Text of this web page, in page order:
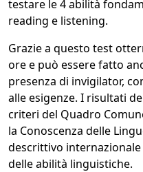
testare le 4 abilità
reading e listening.
Grazie a questo test
ore e può essere fatto
presenza di invigilator,
alle esigenze. I risultati
criteri del Quadro
la Conoscenza delle
descrittivo
delle abilità linguistiche.